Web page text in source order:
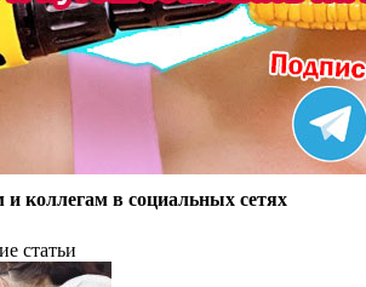
и коллегам в социальных сетях
статьи